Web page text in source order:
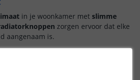
in je woonkamer met slimme
zorgen ervoor dat elke
aangenaam is.
jouw voorkeuren. Zo geniet je van